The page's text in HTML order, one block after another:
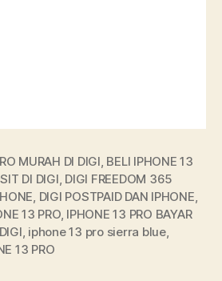
MURAH DI DIGI, BELI IPHONE 13
DI DIGI, DIGI FREEDOM 365
, DIGI POSTPAID DAN IPHONE,
13 PRO, IPHONE 13 PRO BAYAR
, iphone 13 pro sierra blue,
13 PRO